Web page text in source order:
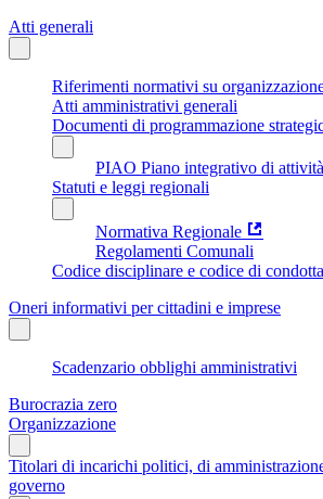
Atti generali
Riferimenti normativi su
Atti amministrativi generali
Documenti di programmazione
PIAO Piano integrativo di
Statuti e leggi regionali
Normativa Regionale
Regolamenti Comunali
Codice disciplinare e codice di condotta
Oneri informativi per cittadini e imprese
Scadenzario obblighi amministrativi
Burocrazia zero
Organizzazione
Titolari di incarichi politici, di
governo